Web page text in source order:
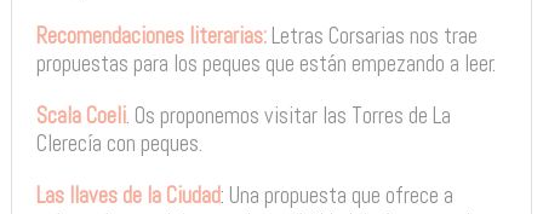
Recomendaciones literarias: Letras Corsarias nos trae
propuestas para los peques que están empezando a leer.
Scala Coeli. Os proponemos visitar las Torres de La
Clerecía con peques.
Las llaves de la Ciudad: Una propuesta que ofrece a